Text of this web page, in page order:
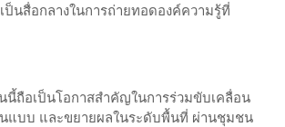
นสื่อกลางในการถ่ายทอดองค์ความรู้ที่
นี้ถือเป็นโอกาสสำคัญในการร่วมขับเคลื่อน
แบบ และขยายผลในระดับพื้นที่ ผ่านชุมชน